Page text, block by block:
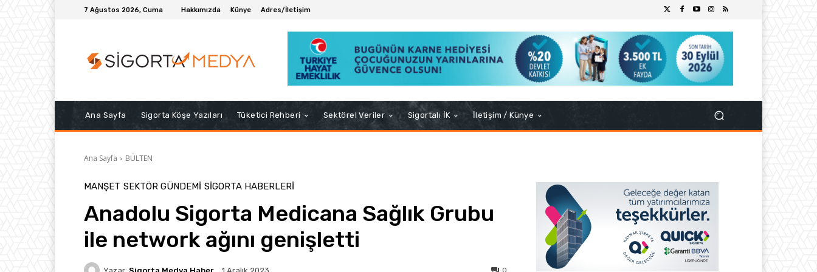
7 Ağustos 2026, Cuma Hakkımızda Künye Adres/İletişim
Ana Sayfa Sigorta Köşe Yazıları Tüketici Rehberi Sektörel Veriler Sigortalı İK İletişim / Künye
Ana Sayfa BÜLTEN
MANŞET SEKTÖR GÜNDEMİ SIGORTA HABERLERI
Anadolu Sigorta Medicana Sağlık Grubu
ile network ağını genişletti